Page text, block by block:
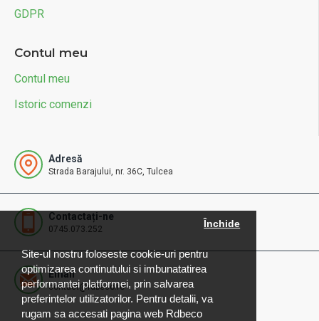
Site-ul nostru foloseste cookie-uri pentru
optimizarea continutului si imbunatatirea
performantei platformei, prin salvarea
preferintelor utilizatorilor. Pentru detalii, va
rugam sa accesati pagina web Rdbeco
Închide
GDPR
Contul meu
Contul meu
Istoric comenzi
Adresă
Strada Barajului, nr. 36C, Tulcea
Contactați-ne
0745.073.252
Email
contact@rdbeco.ro